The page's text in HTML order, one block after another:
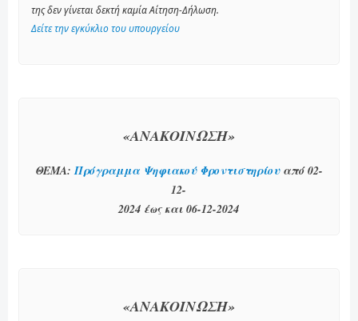
της δεν γίνεται δεκτή καμία Αίτηση-Δήλωση.
Δείτε την εγκύκλιο του υπουργείου
«ΑΝΑΚΟΙΝΩΣΗ»
ΘΕΜΑ:Πρόγραμμα Ψηφιακού Φροντιστηρίουαπό 02-
12-
2024 έως και 06-12-2024
«ΑΝΑΚΟΙΝΩΣΗ»